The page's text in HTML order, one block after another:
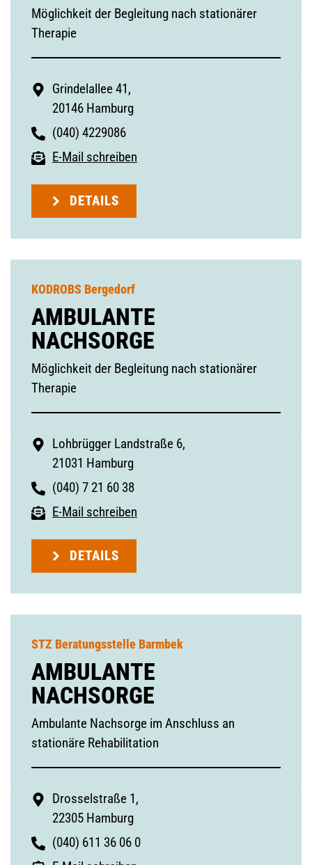
Möglichkeit der Begleitung nach stationärer
Therapie
Grindelallee 41,
20146 Hamburg
(040) 4229086
E-Mail schreiben
DETAILS
KODROBS Bergedorf
AMBULANTE
NACHSORGE
Möglichkeit der Begleitung nach stationärer
Therapie
Lohbrügger Landstraße 6,
21031 Hamburg
(040) 7 21 60 38
E-Mail schreiben
DETAILS
STZ Beratungsstelle Barmbek
AMBULANTE
NACHSORGE
Ambulante Nachsorge im Anschluss an
stationäre Rehabilitation
Drosselstraße 1,
22305 Hamburg
(040) 611 36 06 0